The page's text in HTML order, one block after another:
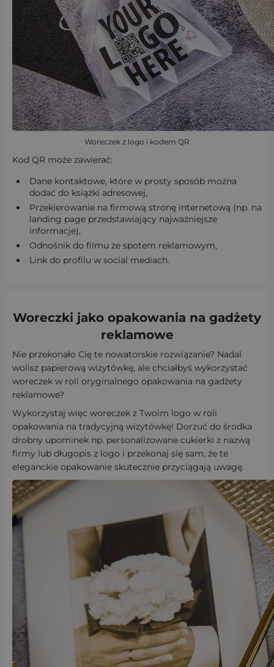
Woreczek z logo i kodem QR
Kod QR może zawierać:
Dane kontaktowe, które w prosty sposób można
dodać do książki adresowej,
Przekierowanie na firmową stronę internetową (np. na
landing page przedstawiający najważniejsze
informacje),
Odnośnik do filmu ze spotem reklamowym,
Link do profilu w social mediach.
Woreczki jako opakowania na gadżety
reklamowe
Nie przekonało Cię te nowatorskie rozwiązanie? Nadal
wolisz papierową wizytówkę, ale chciałbyś wykorzystać
woreczek w roli oryginalnego opakowania na gadżety
reklamowe?
Wykorzystaj więc woreczek z Twoim logo w roli
opakowania na tradycyjną wizytówkę! Dorzuć do środka
drobny upominek np. personalizowane cukierki z nazwą
firmy lub długopis z logo i przekonaj się sam, że te
eleganckie opakowanie skutecznie przyciągają uwagę.